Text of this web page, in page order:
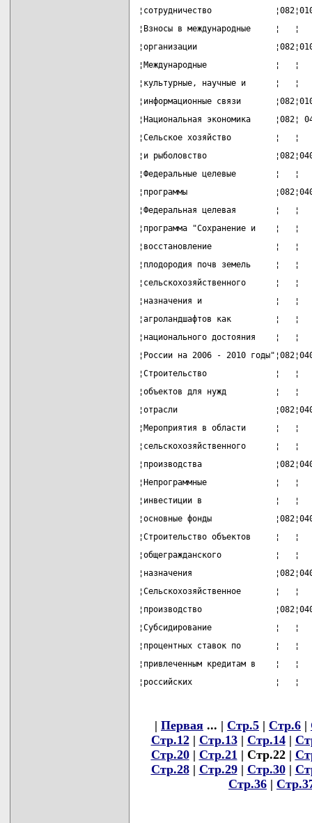
¦сотрудничество
¦Взносы в международные
¦организации
¦Международные              ¦
¦культурные, научные и
¦информационные связи
¦Национальная экономика
¦Сельское хозяйство
¦и рыболовство
¦Федеральные целевые
¦программы
¦Федеральная целевая
¦программа "Сохранение и
¦восстановление             ¦
¦плодородия почв земель
¦сельскохозяйственного
¦назначения и               ¦
¦агроландшафтов как
¦национального достояния
¦России на 2006 - 2010
¦Строительство              ¦
¦объектов для нужд
¦отрасли
¦Мероприятия в области
¦сельскохозяйственного
¦производства
¦Непрограммные              ¦
¦инвестиции в               ¦
¦основные фонды
¦Строительство объектов
¦общегражданского
¦назначения
¦Сельскохозяйственное
¦производство
¦Субсидирование             ¦
¦процентных ставок по
¦привлеченным кредитам в
¦российских                 ¦
| Первая ... | Стр.5 | Стр.6 |
Стр.12| Стр.13| Стр.14|
Стр.20| Стр.21 | Стр.22 |
Стр.28| Стр.29| Стр.30|
Стр.36 |